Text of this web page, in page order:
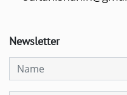
Newsletter